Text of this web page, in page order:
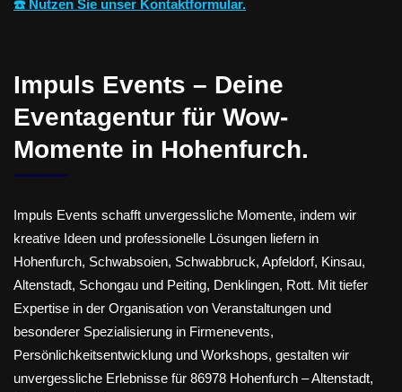
☎️ Nutzen Sie unser Kontaktformular.
Impuls Events – Deine
Eventagentur für Wow-
Momente in Hohenfurch.
Impuls Events schafft unvergessliche Momente, indem wir
kreative Ideen und professionelle Lösungen liefern in
Hohenfurch, Schwabsoien, Schwabbruck, Apfeldorf, Kinsau,
Altenstadt, Schongau und Peiting, Denklingen, Rott. Mit tiefer
Expertise in der Organisation von Veranstaltungen und
besonderer Spezialisierung in Firmenevents,
Persönlichkeitsentwicklung und Workshops, gestalten wir
unvergessliche Erlebnisse für 86978 Hohenfurch – Altenstadt,